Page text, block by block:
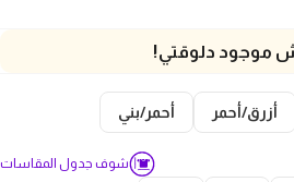
موجود دلوقتي!
أزرق/أحمر أحمر/بني
شوف جدول المقاسات